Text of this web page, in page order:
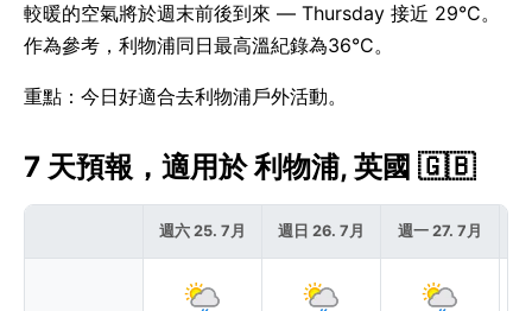
較暖的空氣將於週末前後到來 — Thursday 接近 29°C。
作為參考，利物浦同日最高溫紀錄為36°C。
重點：今日好適合去利物浦戶外活動。
7 天預報，適用於 利物浦, 英國 🇬🇧
週六 25. 7月 週日 26. 7月 週一 27. 7月